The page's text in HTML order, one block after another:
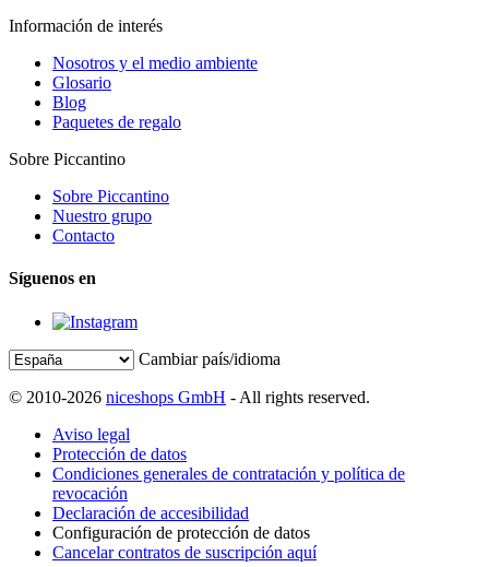
Información de interés
Nosotros y el medio ambiente
Glosario
Blog
Paquetes de regalo
Sobre Piccantino
Sobre Piccantino
Nuestro grupo
Contacto
Síguenos en
Cambiar país/idioma
© 2010-2026 niceshops GmbH - All rights reserved.
Aviso legal
Protección de datos
Condiciones generales de contratación y política de
revocación
Declaración de accesibilidad
Configuración de protección de datos
Cancelar contratos de suscripción aquí